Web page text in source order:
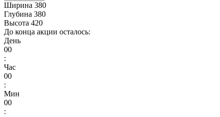
Ширина 380
Глубина 380
Высота 420
До конца акции осталось:
День
00
:
Час
00
:
Мин
00
: